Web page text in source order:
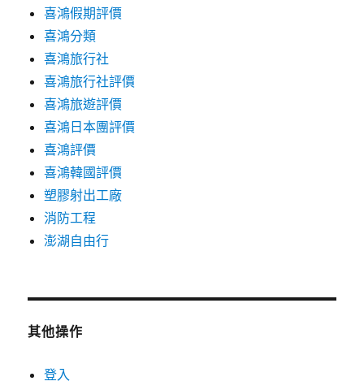
喜鴻假期評價
喜鴻分類
喜鴻旅行社
喜鴻旅行社評價
喜鴻旅遊評價
喜鴻日本團評價
喜鴻評價
喜鴻韓國評價
塑膠射出工廠
消防工程
澎湖自由行
其他操作
登入